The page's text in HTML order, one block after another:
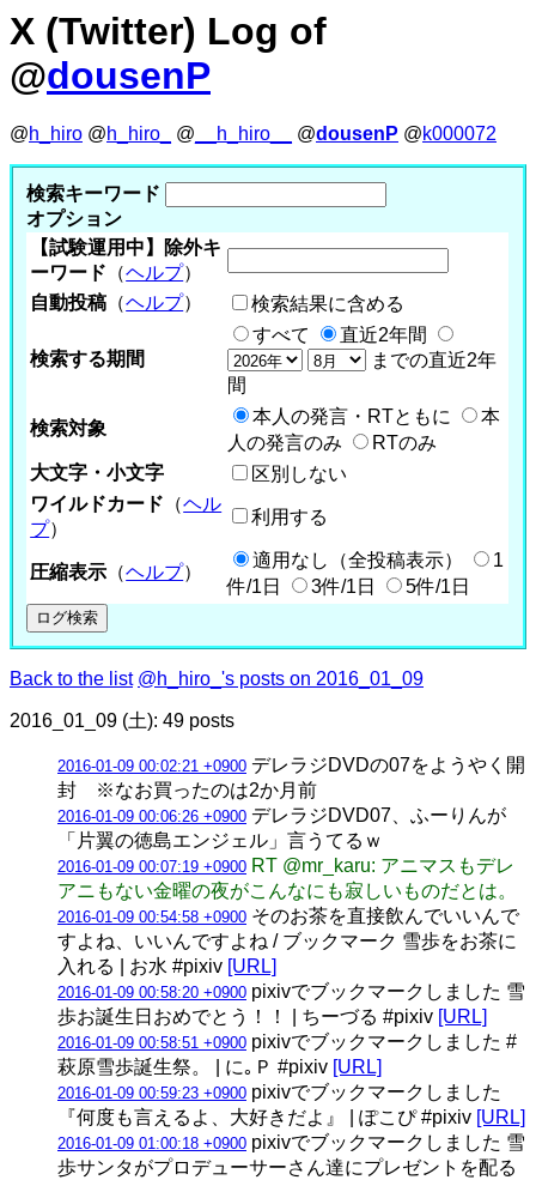
X (Twitter) Log of
@dousenP
@h_hiro @h_hiro_ @ __h_hiro__ @dousenP @k000072
検索キーワード
オプション
【試験運用中】除外キ
ーワード （ヘルプ）
自動投稿 （ヘルプ） 検索結果に含める
検索する期間
すべて
直近2年間
までの直近2年
間
検索対象
本人の発言・RTともに
本
人の発言のみ
RTのみ
大文字・小文字
区別しない
ワイルドカード （ヘル
プ）
利用する
圧縮表示 （ヘルプ）
適用なし（全投稿表示）
1
件/1日
3件/1日 5件/1日
Back to the list @h_hiro_'s posts on 2016_01_09
2016_01_09 (土): 49 posts
2016-01-09 00:02:21 +0900 デレラジDVDの07をようやく開
封 ※なお買ったのは2か月前
2016-01-09 00:06:26 +0900 デレラジDVD07、ふーりんが
「片翼の徳島エンジェル」言うてるｗ
2016-01-09 00:07:19 +0900 RT @mr_karu: アニマスもデレ
アニもない金曜の夜がこんなにも寂しいものだとは。
2016-01-09 00:54:58 +0900 そのお茶を直接飲んでいいんで
すよね、いいんですよね / ブックマーク 雪歩をお茶に
入れる | お水 #pixiv [URL]
2016-01-09 00:58:20 +0900 pixivでブックマークしました 雪
歩お誕生日おめでとう！！ | ちーづる #pixiv [URL]
2016-01-09 00:58:51 +0900 pixivでブックマークしました #
萩原雪歩誕生祭。 | に｡Ｐ #pixiv [URL]
2016-01-09 00:59:23 +0900 pixivでブックマークしました
『何度も言えるよ、大好きだよ』 | ぽこぴ #pixiv [URL]
2016-01-09 01:00:18 +0900 pixivでブックマークしました 雪
歩サンタがプロデューサーさん達にプレゼントを配る